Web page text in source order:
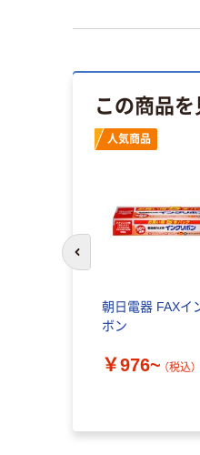
この商品
人気商品
朝日電器 FAXイ
ボン
￥976~ （税込）
前のスライドへ